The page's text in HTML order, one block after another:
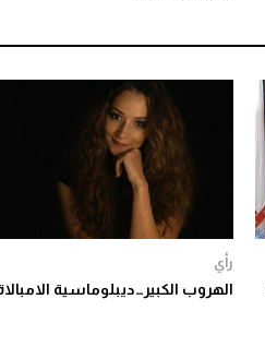
رأي
الهروب الكبير…ديبلوماسية